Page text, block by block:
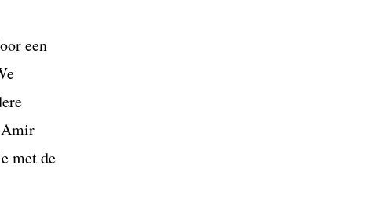
een
Amir
met de